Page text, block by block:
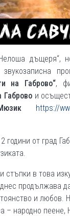
дъщеря“,
на Габрово“,
Габровои
https://
години от град
стъпки в това
продължава
и любов.
– народно пеене,